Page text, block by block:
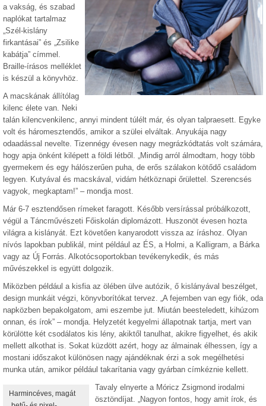
a vakság, és szabad
naplókat tartalmaz
„Szél-kislány
firkantásai” és „Zsilike
kabátja” címmel.
Braille-írásos melléklet
is készül a könyvhöz.
A macskának állítólag
kilenc élete van. Neki
talán kilencvenkilenc, annyi mindent túlélt már, és olyan talpraesett. Egyke
volt és háromesztendős, amikor a szülei elváltak. Anyukája nagy
odaadással nevelte. Tizennégy évesen nagy megrázkódtatás volt számára,
hogy apja önként kilépett a földi létből. „Mindig arról álmodtam, hogy több
gyermekem és egy hálószerűen puha, de erős szálakon kötődő családom
legyen. Kutyával és macskával, vidám hétköznapi őrülettel. Szerencsés
vagyok, megkaptam!” – mondja most.
Már 6-7 esztendősen rímeket faragott. Később versírással próbálkozott,
végül a Táncművészeti Főiskolán diplomázott. Huszonöt évesen hozta
világra a kislányát. Ezt követően kanyarodott vissza az íráshoz. Olyan
nívós lapokban publikál, mint például az ÉS, a Holmi, a Kalligram, a Bárka
vagy az Új Forrás. Alkotócsoportokban tevékenykedik, és más
művészekkel is együtt dolgozik.
Miközben például a kisfia az ölében ülve autózik, ő kislányával beszélget,
design munkáit végzi, könyvborítókat tervez. „A fejemben van egy fiók, oda
napközben bepakolgatom, ami eszembe jut. Miután beesteledett, kihúzom
onnan, és írok” – mondja. Helyzetét kegyelmi állapotnak tartja, mert van
körülötte két csodálatos kis lény, akiktől tanulhat, akikre figyelhet, és akik
mellett alkothat is. Sokat küzdött azért, hogy az álmainak élhessen, így a
mostani időszakot különösen nagy ajándéknak érzi a sok megélhetési
munka után, amikor például takarítania vagy gyárban címkéznie kellett.
Harmincéves, magát
Tavaly elnyerte a Móricz Zsigmond irodalmi
ösztöndíjat. „Nagyon fontos, hogy amit írok, és